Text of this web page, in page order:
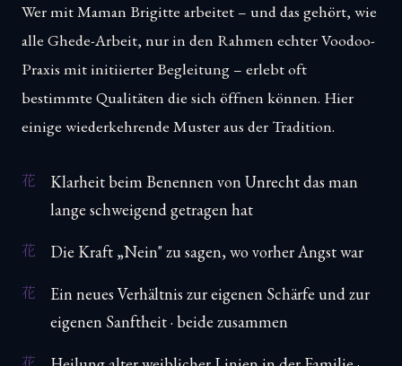
Wer mit Maman Brigitte arbeitet – und das gehört, wie
alle Ghede-Arbeit, nur in den Rahmen echter Voodoo-
Praxis mit initiierter Begleitung – erlebt oft
bestimmte Qualitäten die sich öffnen können. Hier
einige wiederkehrende Muster aus der Tradition.
Klarheit beim Benennen von Unrecht das man
lange schweigend getragen hat
Die Kraft „Nein" zu sagen, wo vorher Angst war
Ein neues Verhältnis zur eigenen Schärfe und zur
eigenen Sanftheit · beide zusammen